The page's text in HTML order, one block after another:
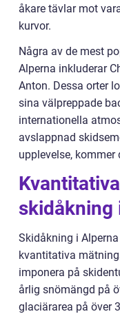
åkare tävlar mot
kurvor.
Några av de mest
Alperna inkluderar
Anton. Dessa orter
sina välpreppade
internationella
avslappnad
upplevelse,
skidåkning
Skidåkning i
kvantitativa
imponera på
årlig snömängd på
glaciärarea på över